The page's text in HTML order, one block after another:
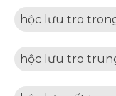
hộc lưu tro
hộc lưu tro